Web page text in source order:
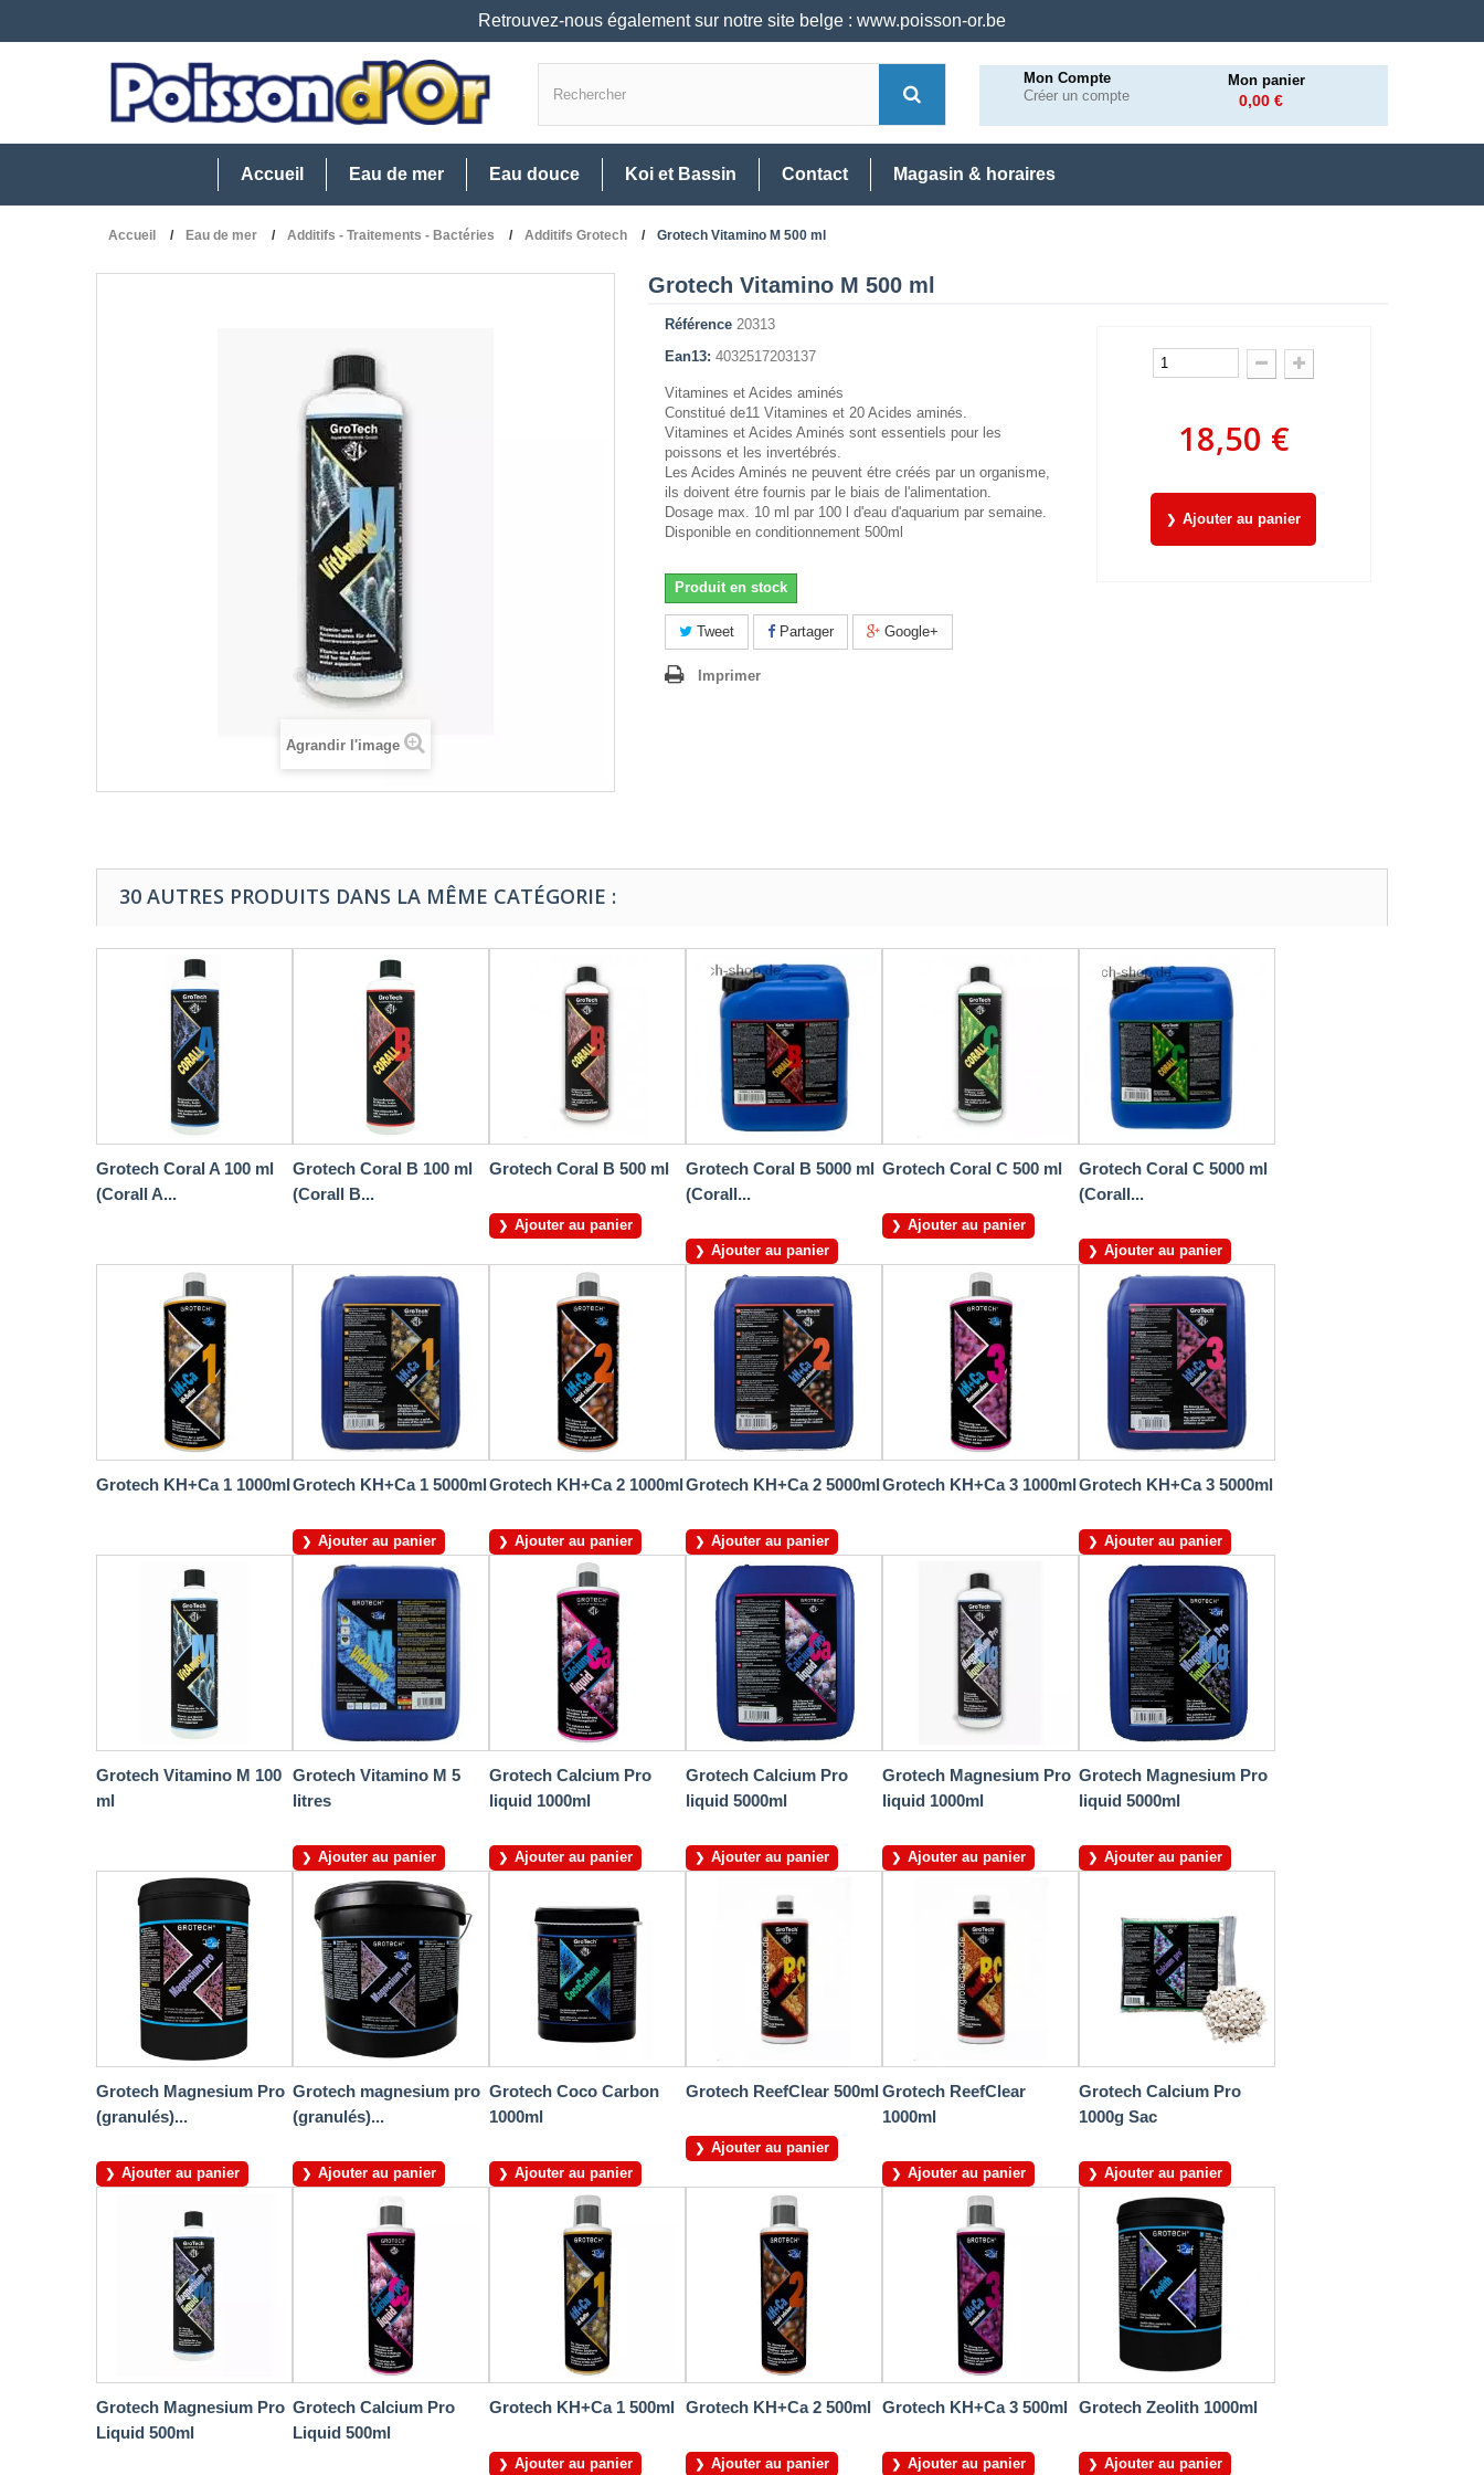
Retrouvez-nous également sur notre site belge : www.poisson-or.be
Mon Compte
Créer un compte
Mon panier
0,00 €
Accueil Eau de mer Eau douce Koi et Bassin Contact Magasin & horaires
Accueil Eau de mer Additifs - Traitements - Bactéries Additifs Grotech Grotech Vitamino M 500 ml
Agrandir l'image
Grotech Vitamino M 500 ml
Référence 20313
Ean13: 4032517203137
Vitamines et Acides aminés
Constitué de11 Vitamines et 20 Acides aminés.
Vitamines et Acides Aminés sont essentiels pour les
poissons et les invertébrés.
Les Acides Aminés ne peuvent étre créés par un organisme,
ils doivent étre fournis par le biais de l'alimentation.
Dosage max. 10 ml par 100 l d'eau d'aquarium par semaine.
Disponible en conditionnement 500ml
Produit en stock
Tweet Partager Google+
Imprimer
18,50 €
Ajouter au panier
30 AUTRES PRODUITS DANS LA MÊME CATÉGORIE :
Grotech Coral A 100 ml
(Corall A...
Grotech Coral B 100 ml
(Corall B...
Grotech Coral B 500 ml
Ajouter au panier
Grotech Coral B 5000 ml
(Corall...
Ajouter au panier
Grotech Coral C 500 ml
Ajouter au panier
Grotech Coral C 5000 ml
(Corall...
Ajouter au panier
Grotech KH+Ca 1 1000mlGrotech KH+Ca 1 5000ml
Ajouter au panier
Grotech KH+Ca 2 1000ml
Ajouter au panier
Grotech KH+Ca 2 5000ml
Ajouter au panier
Grotech KH+Ca 3 1000mlGrotech KH+Ca 3 5000ml
Ajouter au panier
Grotech Vitamino M 100
ml
Grotech Vitamino M 5
litres
Ajouter au panier
Grotech Calcium Pro
liquid 1000ml
Ajouter au panier
Grotech Calcium Pro
liquid 5000ml
Ajouter au panier
Grotech Magnesium Pro
liquid 1000ml
Ajouter au panier
Grotech Magnesium Pro
liquid 5000ml
Ajouter au panier
Grotech Magnesium Pro
(granulés)...
Ajouter au panier
Grotech magnesium pro
(granulés)...
Ajouter au panier
Grotech Coco Carbon
1000ml
Ajouter au panier
Grotech ReefClear 500ml
Ajouter au panier
Grotech ReefClear
1000ml
Ajouter au panier
Grotech Calcium Pro
1000g Sac
Ajouter au panier
Grotech Magnesium Pro
Liquid 500ml
Grotech Calcium Pro
Liquid 500ml
Grotech KH+Ca 1 500ml
Ajouter au panier
Grotech KH+Ca 2 500ml
Ajouter au panier
Grotech KH+Ca 3 500ml
Ajouter au panier
Grotech Zeolith 1000ml
Ajouter au panier